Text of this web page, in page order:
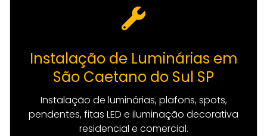
Instalação de Luminárias em
São Caetano do Sul SP
Instalação de luminárias, plafons, spots,
pendentes, fitas LED e iluminação decorativa
residencial e comercial.